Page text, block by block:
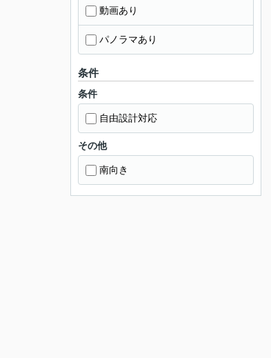
動画あり
パノラマあり
条件
条件
自由設計対応
その他
南向き